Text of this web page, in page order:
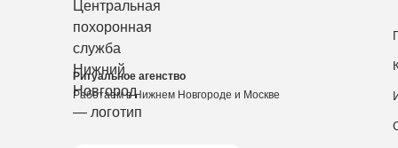
Ритуальное агенство
Работаем в Нижнем Новгороде и Москве